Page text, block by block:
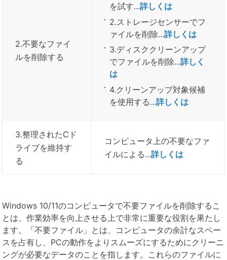
2.不要なファイ
ルを削除する
を試す...詳しくは
2.ストレージセンサーでフ
ァイルを削除...詳しくは
3.ディスククリーンアップ
でファイルを削除...詳しく
は
4.クリーンアップ対象候補
を使用する...詳しくは
3.整理されたCド
ライブを維持す
る
コンピュータ上の不要なファ
イルによる...詳しくは
Windows 10/11のコンピュータで不要ファイルを削除するこ
とは、作業効率を向上させる上で非常に重要な役割を果たし
ます。「不要ファイル」とは、コンピュータの余計なスペー
スを占有し、PCの動作をよりスムーズにするためにクリーニ
ングが必要なデータのことを指します。これらのファイルに